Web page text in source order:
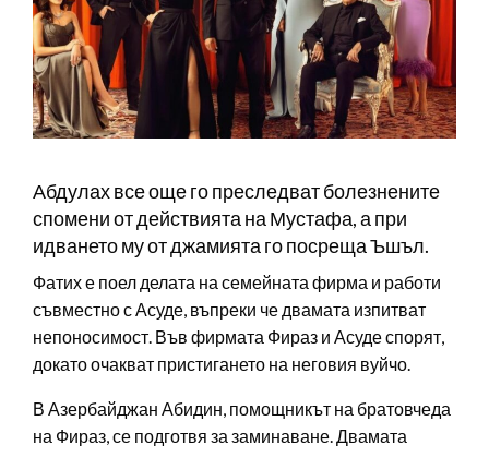
Абдулах все още го преследват болезнените
спомени от действията на Мустафа, а при
идването му от джамията го посреща Ъшъл.
Фатих е поел делата на семейната фирма и работи
съвместно с Асуде, въпреки че двамата изпитват
непоносимост. Във фирмата Фираз и Асуде спорят,
докато очакват пристигането на неговия вуйчо.
В Азербайджан Абидин, помощникът на братовчеда
на Фираз, се подготвя за заминаване. Двамата